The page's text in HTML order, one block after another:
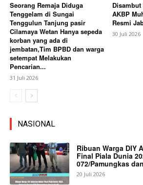
Seorang Remaja Diduga
Tenggelam di Sungai
Tenggulun Tanjung pasir
Cilamaya Wetan Hanya sepeda
korban yang ada di
jembatan,Tim BPBD dan warga
setempat Melakukan
Pencarian...
31 Juli 2026
AKBP
Resmi
30 Juli 2026
NASIONAL
Ribuan Warga DIY
Final Piala Dunia
072/Pamungkas
20 Juli 2026